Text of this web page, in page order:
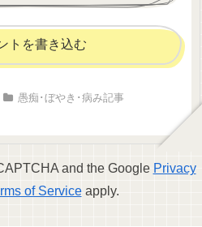
トを書き込む
愚痴･ぼやき･病み記事
and the Google Privacy
of Serviceapply.